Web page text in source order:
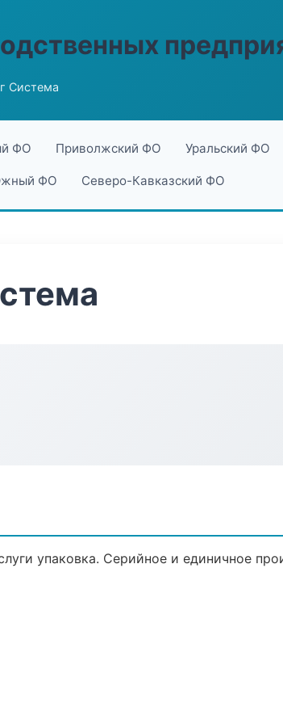
Система
ФО Приволжский ФО Уральский ФО
ФО Северо-Кавказский ФО
упаковка. Серийное и единичное